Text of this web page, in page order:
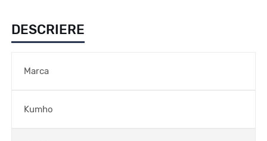
DESCRIERE
Marca
Kumho